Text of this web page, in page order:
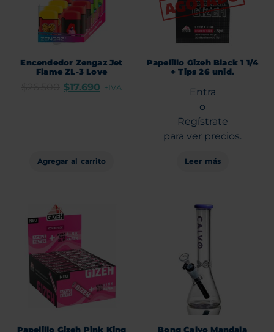
Encendedor Zengaz Jet
Flame ZL-3 Love
$17.690 +IVA
Agregar al carrito
Papelillo Gizeh Black 1 1/4
+ Tips 26 unid.
Entra
o
Regístrate
para ver precios.
Leer más
Papelillo Gizeh Pink King Bong Calvo Mandala